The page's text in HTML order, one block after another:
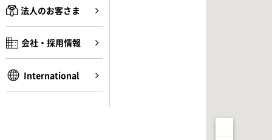
法人のお客さま
会社・採用情報
International